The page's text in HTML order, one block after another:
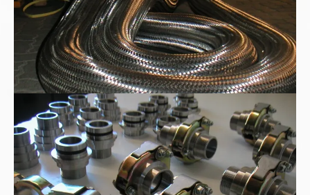
WEER-Rohrkupplungen